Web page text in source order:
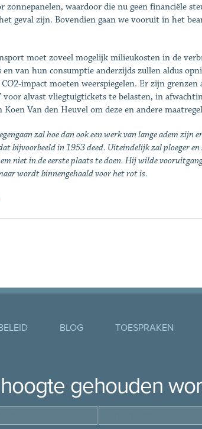
zonnepanelen, waardoor die nu geen financiële
geval zijn. Bovendien gaan we vooruit in het
moet zoveel mogelijk milieukosten in de
en van hun consumptie anderzijds zullen aldus
impact moeten weerspiegelen. Er zijn
voor alvast vliegtuigtickets te belasten, in
Van den Heuvel om deze en andere
zal hoe dan ook een werk van lange adem zijn
bijvoorbeeld in 1953 deed. Uiteindelijk zal ploeger
niet in de eerste plaats te doen. Hij wilde
wordt binnengehaald voor het rot is.
BLOG TOESPRAKEN
gehouden